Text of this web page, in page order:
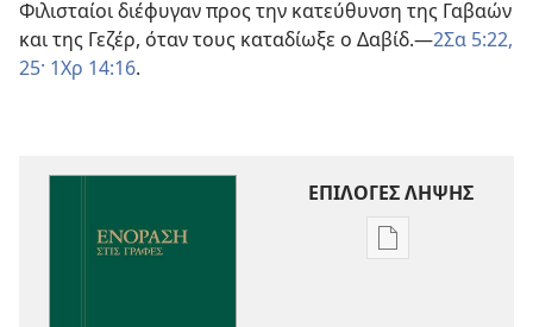
Φιλισταίοι διέφυγαν προς την κατεύθυνση της Γαβαών
και της Γεζέρ, όταν τους καταδίωξε ο Δαβίδ.—2Σα 5:22,
25· 1Χρ 14:16.
ΕΠΙΛΟΓΕΣ ΛΗΨΗΣ
Επιλογές